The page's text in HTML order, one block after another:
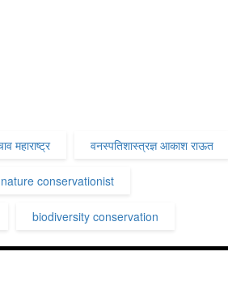
महाराष्ट्र वनस्पतिशास्त्रज्ञ आकाश राऊत
conservationist
biodiversity conservation